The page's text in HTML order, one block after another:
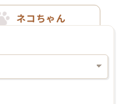
ネコちゃん